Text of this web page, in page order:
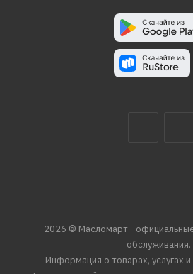
2026 © Масломарт -
обслуживания.
Информация о товарах, услугах